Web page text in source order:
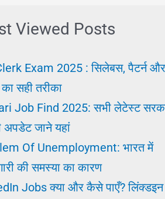
Viewed Posts
Exam 2025 : सिलेबस, पैटर्न और
का सही तरीका
Job Find 2025: सभी लेटेस्ट
अपडेट जाने यहां
Of Unemployment: भारत में
की समस्या का कारण
Jobs क्या और कैसे पाएँ?